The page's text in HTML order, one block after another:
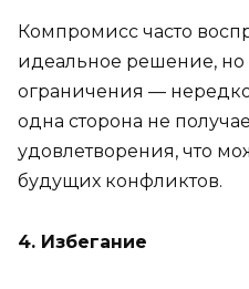
Компромисс часто
идеальное решение, но
ограничения — нередко
одна сторона не
удовлетворения, что
будущих конфликтов.
4. Избегание